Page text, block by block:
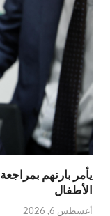
يأمر بارنهم
الأطفال
أغسطس 6, 2026